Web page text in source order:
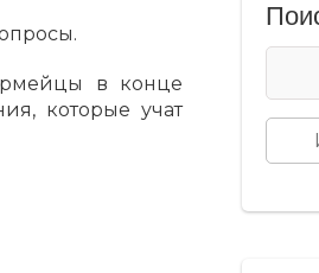
в конце
которые учат